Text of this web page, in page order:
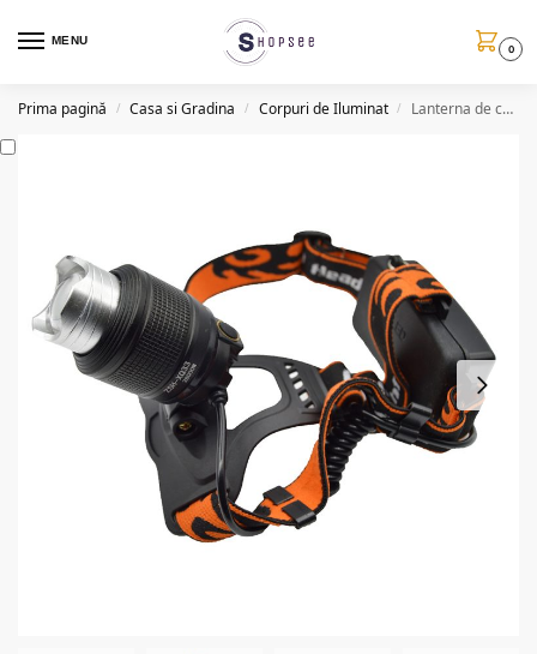
MENU
0
Prima pagină / Casa si Gradina / Corpuri de Iluminat / Lanterna de cap LED, 4 moduri iluminare, USB, ZSH XQ33